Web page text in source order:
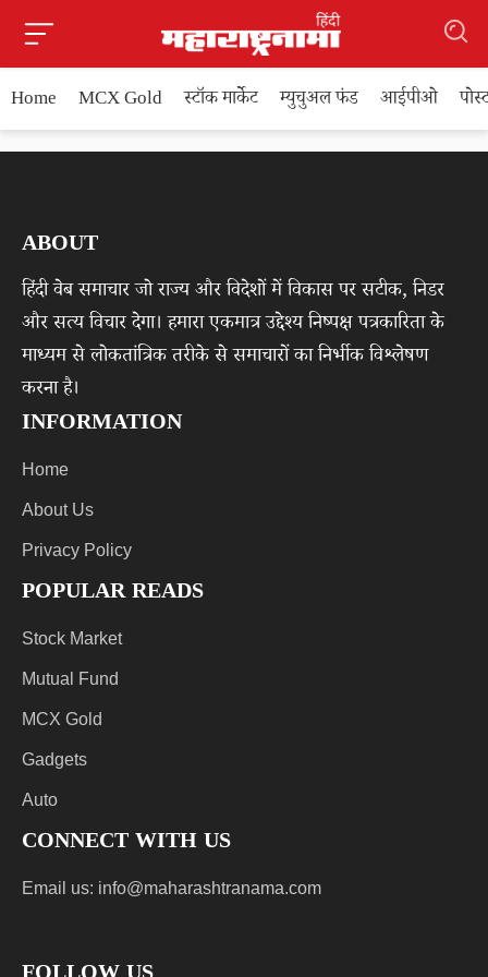
Home MCX Gold स्टॉक मार्केट म्युचुअल फंड आईपीओ
ABOUT
हिंदी वेब समाचार जो राज्य और विदेशों में विकास पर सटीक, निडर
और सत्य विचार देगा। हमारा एकमात्र उद्देश्य निष्पक्ष पत्रकारिता के
माध्यम से लोकतांत्रिक तरीके से समाचारों का निर्भीक विश्लेषण
करना है।
INFORMATION
Home
About Us
Privacy Policy
POPULAR READS
Stock Market
Mutual Fund
MCX Gold
Gadgets
Auto
CONNECT WITH US
Email us: info@maharashtranama.com